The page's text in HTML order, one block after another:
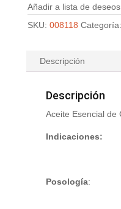
Añadir a lista de deseos
SKU: 008118 Categoría:
Descripción
Descripción
Aceite Esencial de
Indicaciones:
Posología: